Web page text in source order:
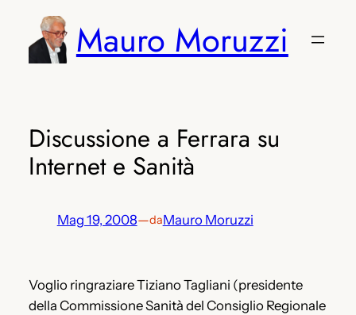
contenuto
Mauro Moruzzi
Discussione a Ferrara su
Internet e Sanità
Mag 19, 2008—daMauro Moruzzi
Voglio ringraziare Tiziano Tagliani (presidente
della Commissione Sanità del Consiglio Regionale